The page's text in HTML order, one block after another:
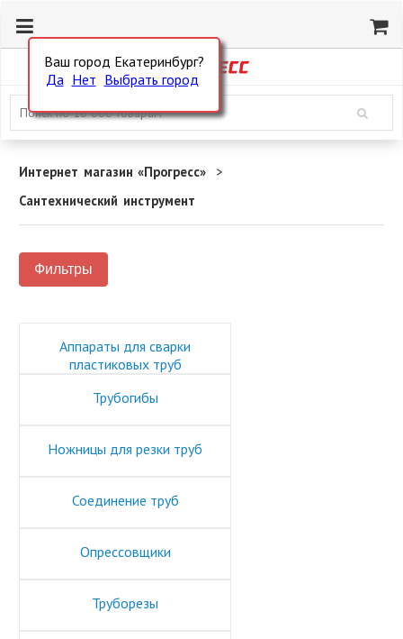
Ваш город Екатеринбург?
Да Нет Выбрать город
Интернет магазин «Прогресс»
Сантехнический инструмент
Фильтры
Аппараты для сварки
пластиковых труб
Трубогибы
Ножницы для резки труб
Соединение труб
Опрессовщики
Труборезы